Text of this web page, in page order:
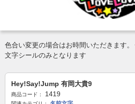
色合い変更の場合はお時間いただきます。
文字シールのみとなります
Hey!Say!Jump 有岡大貴9
商品コード： 1419